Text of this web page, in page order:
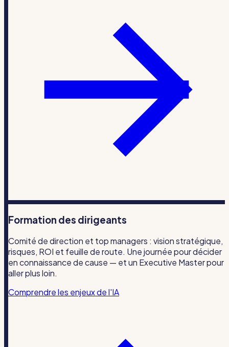
Formation des dirigeants
Comité de direction et top managers : vision stratégique,
risques, ROI et feuille de route. Une journée pour décider
en connaissance de cause — et un Executive Master pour
aller plus loin.
Comprendre les enjeux de l'IA